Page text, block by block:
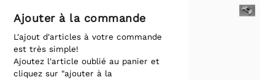
Ajouter à la commande
L'ajout d'articles à votre commande
est très simple!
Ajoutez l'article oublié au panier et
cliquez sur "ajouter à la